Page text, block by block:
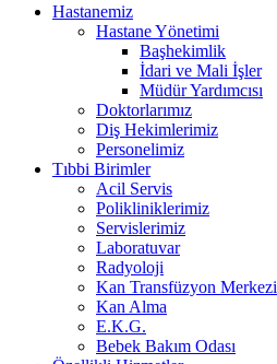
Hastanemiz
Hastane Yönetimi
Başhekimlik
İdari ve Mali İşler
Müdür Yardımcısı
Doktorlarımız
Diş Hekimlerimiz
Personelimiz
Tıbbi Birimler
Acil Servis
Polikliniklerimiz
Servislerimiz
Laboratuvar
Radyoloji
Kan Transfüzyon Merkezi
Kan Alma
E.K.G.
Bebek Bakım Odası